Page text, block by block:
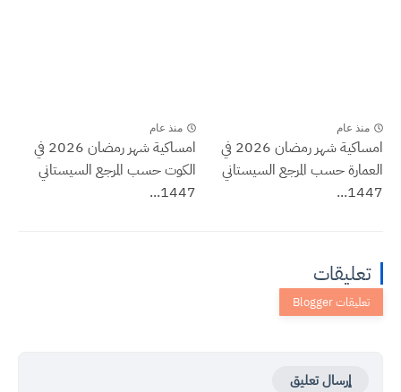
منذ عام
امساكية شهر رمضان 2026 في
العمارة حسب المرجع السيستاني
1447...
منذ عام
امساكية شهر رمضان 2026 في
الكوت حسب المرجع السيستاني
1447...
تعليقات
إرسال تعليق